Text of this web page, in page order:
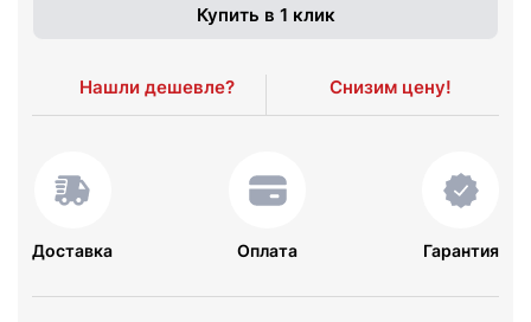
Купить в 1 клик
Нашли дешевле? Снизим цену!
Доставка Оплата Гарантия